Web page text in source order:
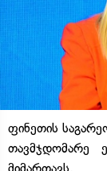
ფინეთის
თავმჯდომარე